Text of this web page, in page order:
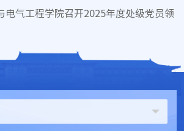
电气工程学院召开2025年度处级党员领